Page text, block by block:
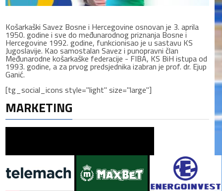
Košarkaški Savez Bosne i Hercegovine osnovan je 3. aprila
1950. godine i sve do međunarodnog priznanja Bosne i
Hercegovine 1992. godine, funkcionisao je u sastavu KS
Jugoslavije. Kao samostalan Savez i punopravni član
Međunarodne košarkaške federacije - FIBA, KS BiH istupa od
1993. godine, a za prvog predsjednika izabran je prof. dr. Ejup
Ganić.
[tg_social_icons style="light" size="large"]
MARKETING